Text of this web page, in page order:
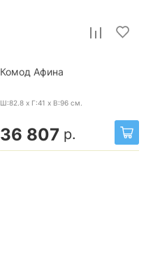
Комод Афина
Ш:82.8 x Г:41 x В:96 см.
36 807 р.